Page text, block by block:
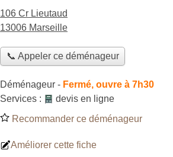
106 Cr Lieutaud
13006 Marseille
📞 Appeler ce déménageur
Déménageur - Fermé, ouvre à 7h30
Services :
devis en ligne
Recommander ce déménageur
Améliorer cette fiche